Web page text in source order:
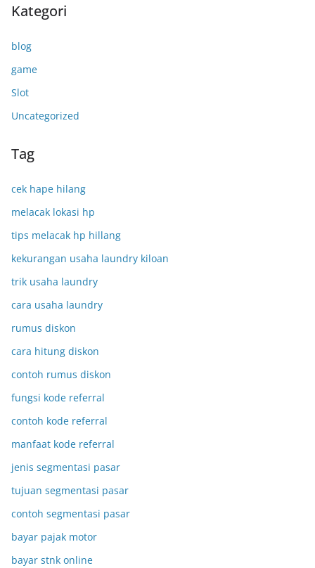
Kategori
blog
game
Slot
Uncategorized
Tag
cek hape hilang
melacak lokasi hp
tips melacak hp hillang
kekurangan usaha laundry kiloan
trik usaha laundry
cara usaha laundry
rumus diskon
cara hitung diskon
contoh rumus diskon
fungsi kode referral
contoh kode referral
manfaat kode referral
jenis segmentasi pasar
tujuan segmentasi pasar
contoh segmentasi pasar
bayar pajak motor
bayar stnk online